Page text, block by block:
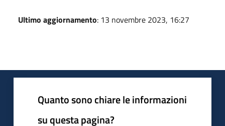
Ultimo aggiornamento: 13 novembre 2023, 16:27
Quanto sono chiare le informazioni
su questa pagina?